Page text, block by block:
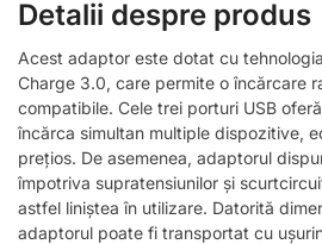
Detalii despre produs
Acest adaptor este dotat cu
Charge 3.0, care permite o încărcare
compatibile. Cele trei porturi USB
încărca simultan multiple dispozitive,
prețios. De asemenea, adaptorul
împotriva supratensiunilor și
astfel liniștea în utilizare. Datorită
adaptorul poate fi transportat cu